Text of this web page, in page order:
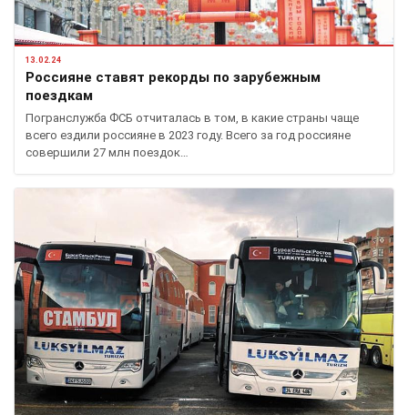
13.02.24
Россияне ставят рекорды по зарубежным
поездкам
Погранслужба ФСБ отчиталась в том, в какие страны чаще
всего ездили россияне в 2023 году. Всего за год россияне
совершили 27 млн поездок…